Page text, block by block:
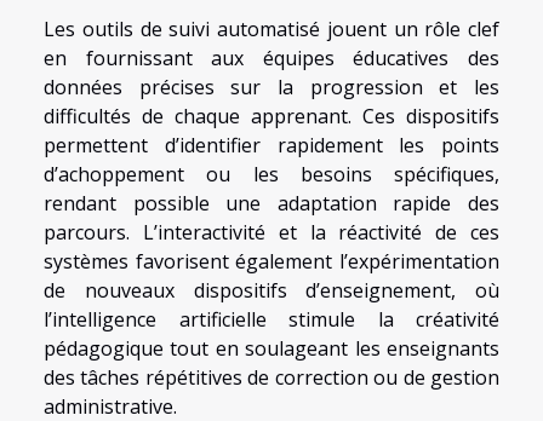
Les outils de suivi automatisé jouent un rôle clef
en fournissant aux équipes éducatives des
données précises sur la progression et les
difficultés de chaque apprenant. Ces dispositifs
permettent d’identifier rapidement les points
d’achoppement ou les besoins spécifiques,
rendant possible une adaptation rapide des
parcours. L’interactivité et la réactivité de ces
systèmes favorisent également l’expérimentation
de nouveaux dispositifs d’enseignement, où
l’intelligence artificielle stimule la créativité
pédagogique tout en soulageant les enseignants
des tâches répétitives de correction ou de gestion
administrative.